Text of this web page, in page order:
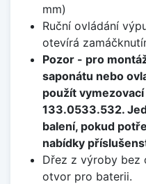
mm)
Ruční ovládání
otevírá
Pozor - pro
saponátu nebo
použít
133.0533.532.
balení, pokud
nabídky
Dřez z výroby bez
otvor pro baterii.